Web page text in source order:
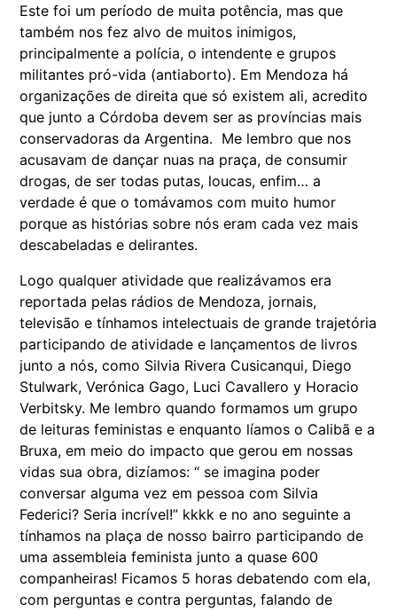
Este foi um período de muita potência, mas que
também nos fez alvo de muitos inimigos,
principalmente a polícia, o intendente e grupos
militantes pró-vida (antiaborto). Em Mendoza há
organizações de direita que só existem ali, acredito
que junto a Córdoba devem ser as províncias mais
conservadoras da Argentina. Me lembro que nos
acusavam de dançar nuas na praça, de consumir
drogas, de ser todas putas, loucas, enfim… a
verdade é que o tomávamos com muito humor
porque as histórias sobre nós eram cada vez mais
descabeladas e delirantes.
Logo qualquer atividade que realizávamos era
reportada pelas rádios de Mendoza, jornais,
televisão e tínhamos intelectuais de grande trajetória
participando de atividade e lançamentos de livros
junto a nós, como Silvia Rivera Cusicanqui, Diego
Stulwark, Verónica Gago, Luci Cavallero y Horacio
Verbitsky. Me lembro quando formamos um grupo
de leituras feministas e enquanto líamos o Calibã e a
Bruxa, em meio do impacto que gerou em nossas
vidas sua obra, dizíamos: “ se imagina poder
conversar alguma vez em pessoa com Silvia
Federici? Seria incrível!” kkkk e no ano seguinte a
tínhamos na plaça de nosso bairro participando de
uma assembleia feminista junto a quase 600
companheiras! Ficamos 5 horas debatendo com ela,
com perguntas e contra perguntas, falando de